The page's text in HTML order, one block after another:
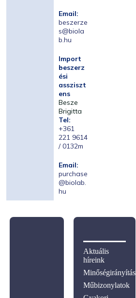
Email:
beszerze
s@biola
b.hu
Import
beszerz
ési
assziszt
ens
Besze
Brigitta
Tel:
+361
221 9614
/ 0132m
Email:
purchase
@biolab.
hu
Aktuális
híreink
Minőségirányítás
Műbizonylatok